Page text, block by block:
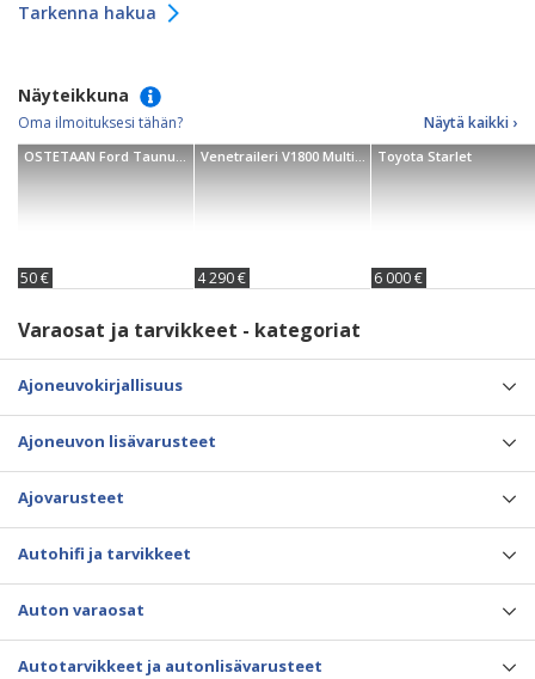
Tarkenna hakua
Näyteikkuna
Oma ilmoituksesi tähän? Näytä kaikki ›
50 € 4 290 €
Toyota Starlet
6 000 €
Varaosat ja tarvikkeet - kategoriat
Ajoneuvokirjallisuus
Ajoneuvon lisävarusteet
Ajovarusteet
Autohifi ja tarvikkeet
Auton varaosat
Autotarvikkeet ja autonlisävarusteet